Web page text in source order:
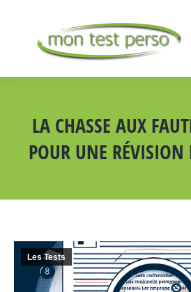
LA CHASSE AUX
POUR UNE
Les Tests